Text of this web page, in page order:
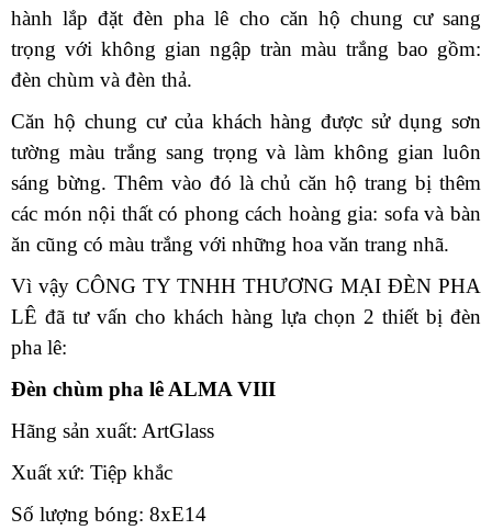
hành lắp đặt đèn pha lê cho căn hộ chung cư sang
trọng với không gian ngập tràn màu trắng bao gồm:
đèn chùm và đèn thả.
Căn hộ chung cư của khách hàng được sử dụng sơn
tường màu trắng sang trọng và làm không gian luôn
sáng bừng. Thêm vào đó là chủ căn hộ trang bị thêm
các món nội thất có phong cách hoàng gia: sofa và bàn
ăn cũng có màu trắng với những hoa văn trang nhã.
Vì vậy CÔNG TY TNHH THƯƠNG MẠI ĐÈN PHA
LÊ đã tư vấn cho khách hàng lựa chọn 2 thiết bị đèn
pha lê:
Đèn chùm pha lê ALMA VIII
Hãng sản xuất: ArtGlass
Xuất xứ: Tiệp khắc
Số lượng bóng: 8xE14